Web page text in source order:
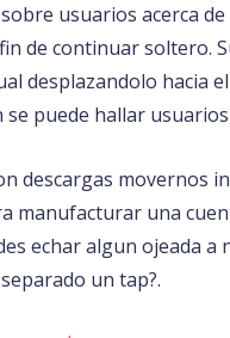
sobre usuarios acerca
de continuar soltero.
desplazandolo hacia
se puede hallar
descargas movernos
manufacturar una
echar algun ojeada
un tap?.